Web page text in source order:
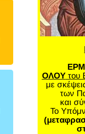
ΟΛΟΥτου
με
των
και
Το